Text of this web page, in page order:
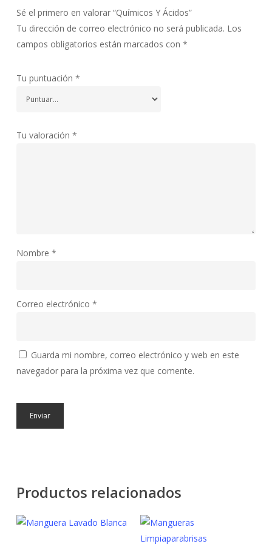
Sé el primero en valorar “Químicos Y Ácidos”
Tu dirección de correo electrónico no será publicada. Los
campos obligatorios están marcados con *
Tu puntuación *
Tu valoración *
Nombre *
Correo electrónico *
Guarda mi nombre, correo electrónico y web en este
navegador para la próxima vez que comente.
Productos relacionados